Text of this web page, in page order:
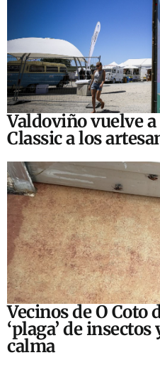
Valdoviño vuelve
Classic a los
Vecinos de O Coto
‘plaga’ de
calma